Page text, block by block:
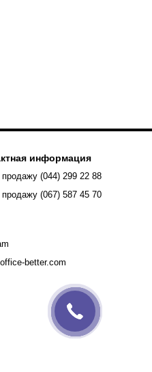
информация
продажу (044) 299 22 88
продажу (067) 587 45 70
better.com